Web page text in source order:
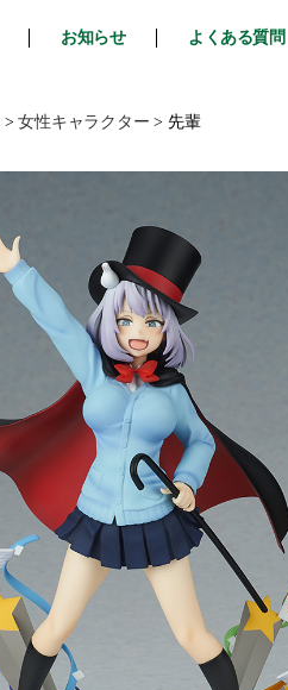
お知らせ よくある質問
>女性キャラクター > 先輩